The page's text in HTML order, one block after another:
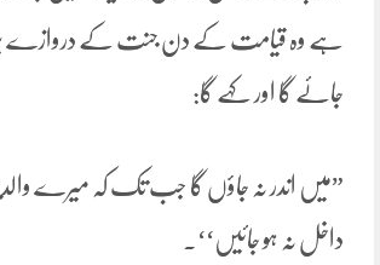
ہے وہ قیامت کے دن جنت کے دروازے پر
جائے گا اور کہے گا:
”میں اندر نہ جاؤں گا جب تک کہ میرے
داخل نہ ہو جائیں‘‘۔